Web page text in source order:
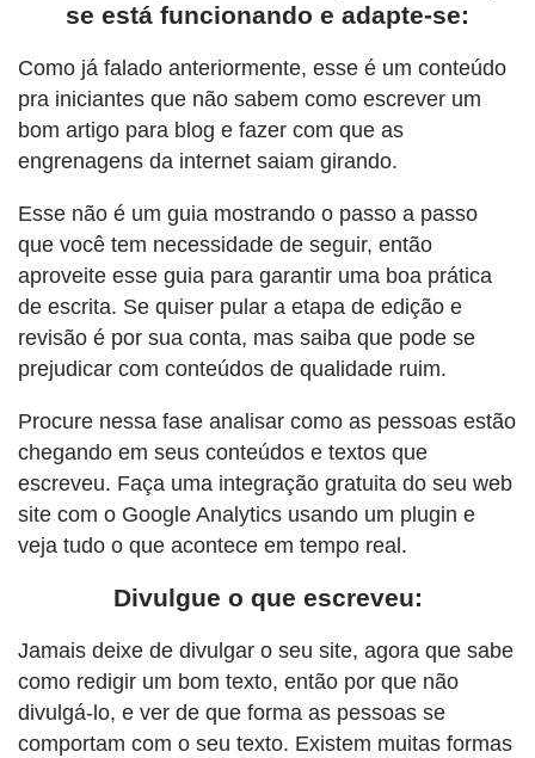
se está funcionando e adapte-se:
Como já falado anteriormente, esse é um conteúdo
pra iniciantes que não sabem como escrever um
bom artigo para blog e fazer com que as
engrenagens da internet saiam girando.
Esse não é um guia mostrando o passo a passo
que você tem necessidade de seguir, então
aproveite esse guia para garantir uma boa prática
de escrita. Se quiser pular a etapa de edição e
revisão é por sua conta, mas saiba que pode se
prejudicar com conteúdos de qualidade ruim.
Procure nessa fase analisar como as pessoas estão
chegando em seus conteúdos e textos que
escreveu. Faça uma integração gratuita do seu web
site com o Google Analytics usando um plugin e
veja tudo o que acontece em tempo real.
Divulgue o que escreveu:
Jamais deixe de divulgar o seu site, agora que sabe
como redigir um bom texto, então por que não
divulgá-lo, e ver de que forma as pessoas se
comportam com o seu texto. Existem muitas formas